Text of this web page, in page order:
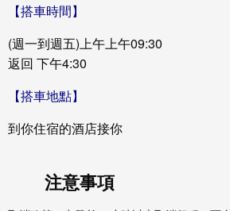
【搭車時間】
(週一到週五)上午上午09:30
返回 下午4:30
【搭車地點】
到你住宿的酒店接你
注意事項